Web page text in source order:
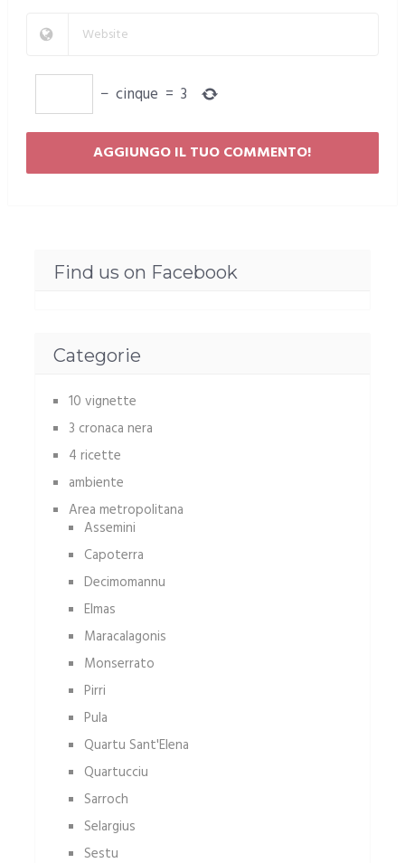
− cinque = 3
Find us on Facebook
Categorie
10 vignette
3 cronaca nera
4 ricette
ambiente
Area metropolitana
Assemini
Capoterra
Decimomannu
Elmas
Maracalagonis
Monserrato
Pirri
Pula
Quartu Sant'Elena
Quartucciu
Sarroch
Selargius
Sestu